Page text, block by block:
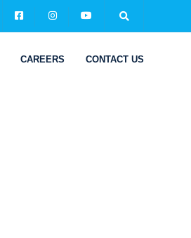
CAREERS CONTACT US